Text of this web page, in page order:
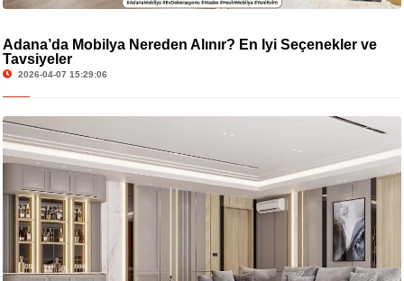
Adana’da Mobilya Nereden Alınır? En İyi Seçenekler ve
Tavsiyeler
2026-04-07 15:29:06